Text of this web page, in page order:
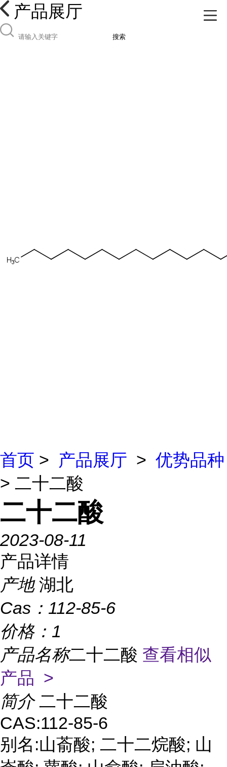
产品展厅
搜索
首页 > 产品展厅 > 优势品种
> 二十二酸
二十二酸
2023-08-11
产品详情
产地 湖北
Cas： 112-85-6
价格： 1
产品名称二十二酸 查看相似
产品 >
简介 二十二酸
CAS:112-85-6
别名:山萮酸; 二十二烷酸; 山